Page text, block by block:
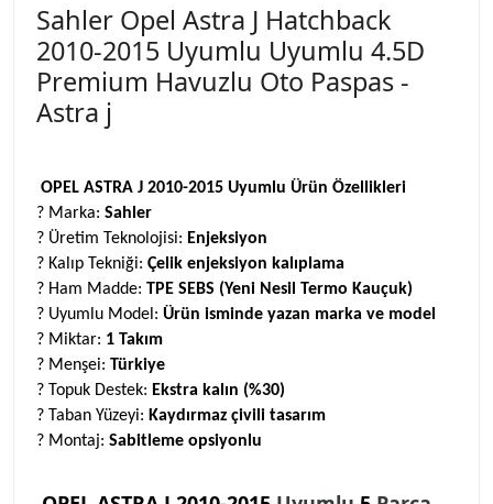
Sahler Opel Astra J Hatchback
2010-2015 Uyumlu Uyumlu 4.5D
Premium Havuzlu Oto Paspas -
Astra j
OPEL ASTRA J 2010-2015 Uyumlu Ürün Özellikleri
? Marka: Sahler
? Üretim Teknolojisi: Enjeksiyon
? Kalıp Tekniği: Çelik enjeksiyon kalıplama
? Ham Madde: TPE SEBS (Yeni Nesil Termo Kauçuk)
? Uyumlu Model: Ürün isminde yazan marka ve model
? Miktar: 1 Takım
? Menşei: Türkiye
? Topuk Destek: Ekstra kalın (%30)
? Taban Yüzeyi: Kaydırmaz çivili tasarım
? Montaj: Sabitleme opsiyonlu